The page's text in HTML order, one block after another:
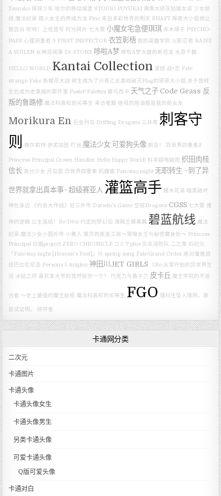
Tsunako 排球少年 哈尔的移动城堡 STUDIO PUYUKAI 偶像大师灰姑娘女孩 少女前
线 魔法纪录 路人女主的养成方法 Fine 来自多彩世界的明天 SHAFT 辉夜大小姐想让
我告白 吹响！上低音号 时光碎片 七大罪 小魔女宅急便琪琪 赤木晴子 PSYCHO-
PASS 心理测量者 3 FIRST INSPECTOR 衣笠彰梧 我的英雄学院 火影忍者 RAISE
A SUILEN 女神异闻录 Dr.STONE 哆啦A梦 哆啦A梦大雄的新恐龙 水原千鶴
HELLO WORLD Kantai Collection 波妞 战×恋 Fate
strange Fake 新樱花大战 转生成为了只有乙女游戏破灭Flag的邪恶大小姐 关于我转
生后成为史莱姆的那件事 Pastel*Palettes 娜乌西卡 天气之子 Code Geass 反
叛的鲁路修 魔法科高校的劣等生 来访者篇 继母的拖油瓶是我的前女友
Morikura En 巨虫列岛 Drifting Dragons 三井寿 刺客守
则
薇尔莉特·伊芙加登 叮当 魔法少女 可爱狗头像 前言！ 异世界四重奏2
Princess Principal Crown Handler Hello Happy World! 科学超电磁炮 织田肉桂
信长 高分少女 月岛雯 异世界四重奏 机器猫 Fate/stay night 无职转生 ~到了异
世界就拿出真本事~ 超级赛亚人 灌篮高手 樱木花道 暗黑破坏
神在身边 《约会大作战》狂三外传 Darwin's Game 空挺Dragons CGSS 七大罪 诸
神的逆鳞 公主连结！Re:Dive 约定的梦幻岛 海贼王娜美篇 碧蓝航线 魔法
纪录:魔法少女小圆外传 小黄人 莱莎的炼金工房～常暗女王与秘密藏身处～ Princess
Principal 白猫project ZERO CHRONICLE コミケplus 炎炎消防队 二之章 石纪元
「Fate/stay night [Heaven's Feel]」Ⅲ.spring song Fate/Grand Order 绝对魔兽战
线巴比伦尼亚 Persona 5 Aniplex 神田川JET GIRLS
《Re:从零开始的异世界生
活 冰结之绊 喜欢本大爷的竟然就你一个？ 巧克力与香子兰 皮卡丘 魔王学院的不适
合者 ～史上最强的魔王始祖 魔法科高校的劣等生 FGO 理科生坠入情网，故
尝试证明。 掠夺者
卡通网分类
二次元
卡通图片
卡通头像
卡通头像女生
卡通头像男生
另类卡通头像
可爱卡通头像
Q版可爱头像
卡通对白